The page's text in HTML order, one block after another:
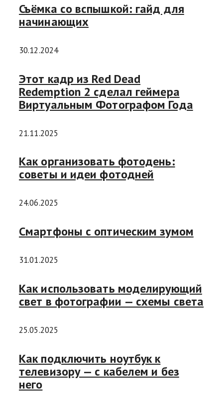
Съёмка со вспышкой: гайд для
начинающих
30.12.2024
Этот кадр из Red Dead
Redemption 2 сделал геймера
Виртуальным Фотографом Года
21.11.2025
Как организовать фотодень:
советы и идеи фотодней
24.06.2025
Смартфоны с оптическим зумом
31.01.2025
Как использовать моделирующий
свет в фотографии — схемы света
25.05.2025
Как подключить ноутбук к
телевизору — с кабелем и без
него